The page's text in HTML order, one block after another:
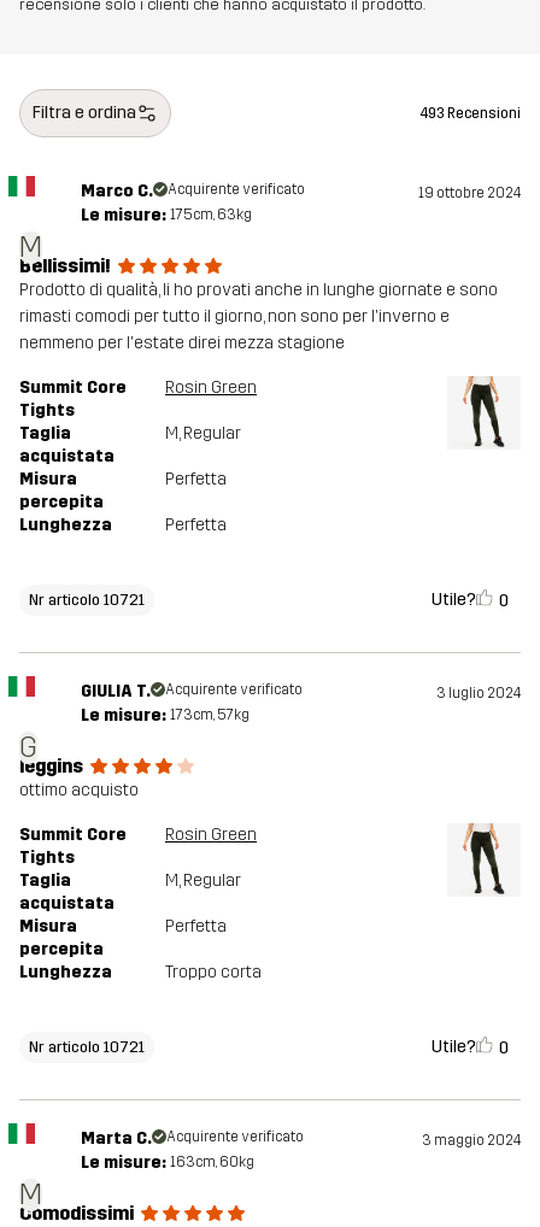
recensione solo i clienti che hanno acquistato il prodotto.
Filtra e ordina 493 Recensioni
M
Marco C. Acquirente verificato 19 ottobre 2024
Le misure: 175cm, 63kg
Bellissimi!
Prodotto di qualità, li ho provati anche in lunghe giornate e sono
rimasti comodi per tutto il giorno, non sono per l'inverno e
nemmeno per l'estate direi mezza stagione
Summit Core
Tights
Rosin Green
Taglia
acquistata
M, Regular
Misura
percepita
Perfetta
Lunghezza Perfetta
Nr articolo 10721 Utile? 0
G
GIULIA T. Acquirente verificato 3 luglio 2024
Le misure: 173cm, 57kg
leggins
ottimo acquisto
Summit Core
Tights
Rosin Green
Taglia
acquistata
M, Regular
Misura
percepita
Perfetta
Lunghezza Troppo corta
Nr articolo 10721 Utile? 0
M
Marta C. Acquirente verificato 3 maggio 2024
Le misure: 163cm, 60kg
Comodissimi